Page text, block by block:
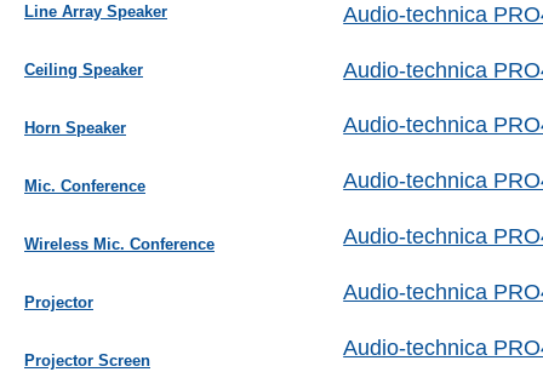
Line Array Speaker
Ceiling Speaker
Horn Speaker
Mic. Conference
Wireless Mic. Conference
Projector
Projector Screen
Audio-technica
Audio-technica
Audio-technica
Audio-technica
Audio-technica
Audio-technica
Audio-technica